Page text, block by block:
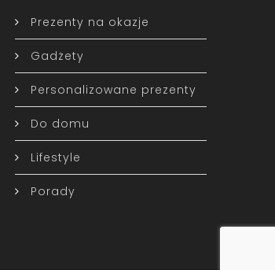
Prezenty na okazje
Gadżety
Personalizowane prezenty
Do domu
Lifestyle
Porady